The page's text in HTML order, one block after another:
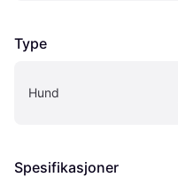
Type
Hund
Spesifikasjoner